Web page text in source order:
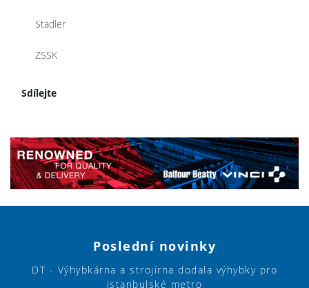
Stadler
ZSSK
Sdílejte
Poslední novinky
DT - Výhybkárna a strojírna dodala výhybky pro
istanbulské metro